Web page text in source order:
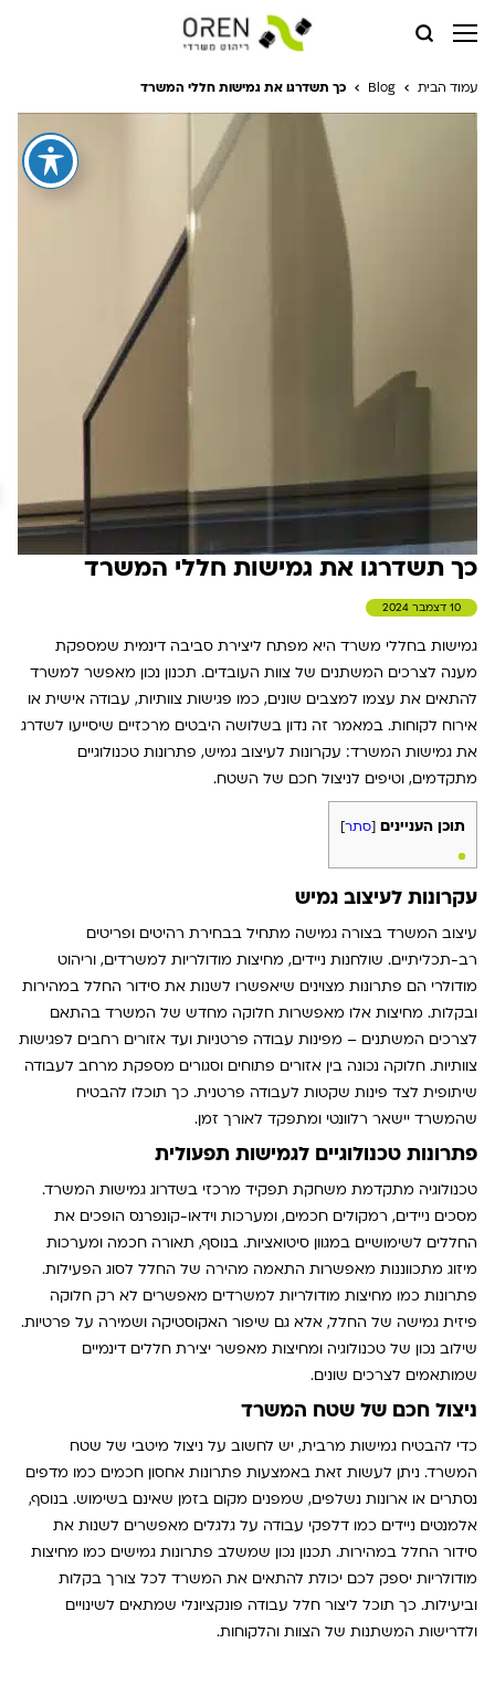
עמוד הבית Blog כך תשדרגו את גמישות חללי המשרד
כך תשדרגו את גמישות חללי המשרד
10 דצמבר 2024
גמישות בחללי משרד היא מפתח ליצירת סביבה דינמית שמספקת
מענה לצרכים המשתנים של צוות העובדים. תכנון נכון מאפשר למשרד
להתאים את עצמו למצבים שונים, כמו פגישות צוותיות, עבודה אישית או
אירוח לקוחות. במאמר זה נדון בשלושה היבטים מרכזיים שיסייעו לשדרג
את גמישות המשרד: עקרונות לעיצוב גמיש, פתרונות טכנולוגיים
מתקדמים, וטיפים לניצול חכם של השטח.
תוכן העניינים [סתר]
עקרונות לעיצוב גמיש
עיצוב המשרד בצורה גמישה מתחיל בבחירת רהיטים ופריטים
רב-תכליתיים. שולחנות ניידים, מחיצות מודולריות למשרדים, וריהוט
מודולרי הם פתרונות מצוינים שיאפשרו לשנות את סידור החלל במהירות
ובקלות. מחיצות אלו מאפשרות חלוקה מחדש של המשרד בהתאם
לצרכים המשתנים – מפינות עבודה פרטניות ועד אזורים רחבים לפגישות
צוותיות. חלוקה נכונה בין אזורים פתוחים וסגורים מספקת מרחב לעבודה
שיתופית לצד פינות שקטות לעבודה פרטנית. כך תוכלו להבטיח
שהמשרד יישאר רלוונטי ומתפקד לאורך זמן.
פתרונות טכנולוגיים לגמישות תפעולית
טכנולוגיה מתקדמת משחקת תפקיד מרכזי בשדרוג גמישות המשרד.
מסכים ניידים, רמקולים חכמים, ומערכות וידאו-קונפרנס הופכים את
החללים לשימושיים במגוון סיטואציות. בנוסף, תאורה חכמה ומערכות
מיזוג מתכווננות מאפשרות התאמה מהירה של החלל לסוג הפעילות.
פתרונות כמו מחיצות מודולריות למשרדים מאפשרים לא רק חלוקה
פיזית גמישה של החלל, אלא גם שיפור האקוסטיקה ושמירה על פרטיות.
שילוב נכון של טכנולוגיה ומחיצות מאפשר יצירת חללים דינמיים
שמותאמים לצרכים שונים.
ניצול חכם של שטח המשרד
כדי להבטיח גמישות מרבית, יש לחשוב על ניצול מיטבי של שטח
המשרד. ניתן לעשות זאת באמצעות פתרונות אחסון חכמים כמו מדפים
נסתרים או ארונות נשלפים, שמפנים מקום בזמן שאינם בשימוש. בנוסף,
אלמנטים ניידים כמו דלפקי עבודה על גלגלים מאפשרים לשנות את
סידור החלל במהירות. תכנון נכון שמשלב פתרונות גמישים כמו מחיצות
מודולריות יספק לכם יכולת להתאים את המשרד לכל צורך בקלות
וביעילות. כך תוכל ליצור חלל עבודה פונקציונלי שמתאים לשינויים
ולדרישות המשתנות של הצוות והלקוחות.